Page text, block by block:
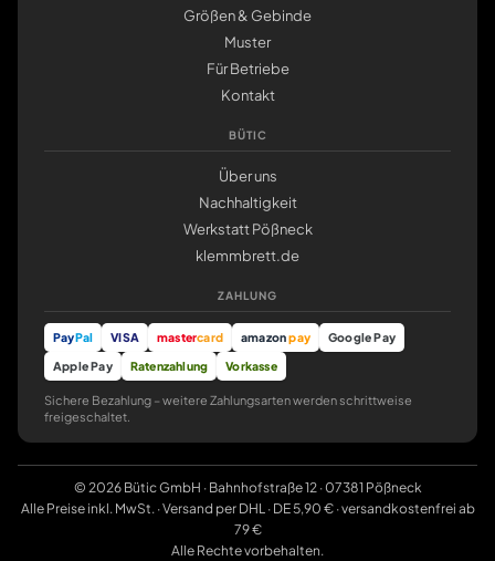
Größen & Gebinde
Muster
Für Betriebe
Kontakt
BÜTIC
Über uns
Nachhaltigkeit
Werkstatt Pößneck
klemmbrett.de
ZAHLUNG
PayPal VISA mastercard amazonpay
Google Pay
Apple Pay
Ratenzahlung Vorkasse
Sichere Bezahlung – weitere Zahlungsarten werden schrittweise
freigeschaltet.
© 2026 Bütic GmbH · Bahnhofstraße 12 · 07381 Pößneck
Alle Preise inkl. MwSt. · Versand per DHL · DE 5,90 € · versandkostenfrei ab
79 €
Alle Rechte vorbehalten.